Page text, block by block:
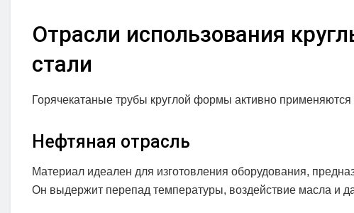
Отрасли использования
стали
Горячекатаные трубы круглой формы активно
Нефтяная отрасль
Материал идеален для изготовления оборудования,
Он выдержит перепад температуры, воздействие масла и